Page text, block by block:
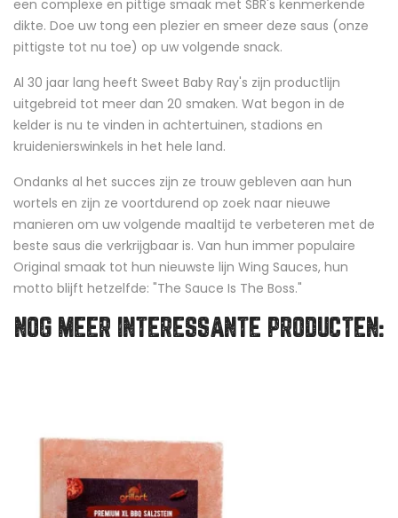
een complexe en pittige smaak met SBR's kenmerkende
dikte. Doe uw tong een plezier en smeer deze saus (onze
pittigste tot nu toe) op uw volgende snack.
Al 30 jaar lang heeft Sweet Baby Ray's zijn productlijn
uitgebreid tot meer dan 20 smaken. Wat begon in de
kelder is nu te vinden in achtertuinen, stadions en
kruidenierswinkels in het hele land.
Ondanks al het succes zijn ze trouw gebleven aan hun
wortels en zijn ze voortdurend op zoek naar nieuwe
manieren om uw volgende maaltijd te verbeteren met de
beste saus die verkrijgbaar is. Van hun immer populaire
Original smaak tot hun nieuwste lijn Wing Sauces, hun
motto blijft hetzelfde: "The Sauce Is The Boss."
NOG MEER INTERESSANTE PRODUCTEN: